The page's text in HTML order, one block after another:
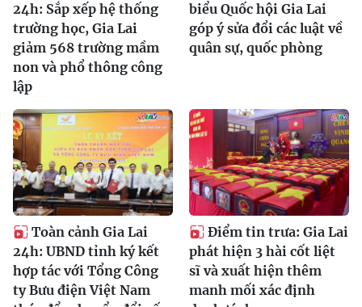
24h: Sắp xếp hệ thống
trường học, Gia Lai
giảm 568 trường mầm
non và phổ thông công
lập
biểu Quốc hội Gia Lai
góp ý sửa đổi các luật về
quân sự, quốc phòng
Toàn cảnh Gia Lai
24h: UBND tỉnh ký kết
hợp tác với Tổng Công
ty Bưu điện Việt Nam
Điểm tin trưa: Gia Lai
phát hiện 3 hài cốt liệt
sĩ và xuất hiện thêm
manh mối xác định